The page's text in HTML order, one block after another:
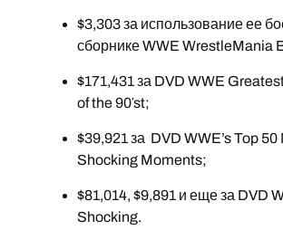
$3,303 за использование ее
сборнике WWE WrestleMania
$171,431 за DVD WWE
of the 90′st;
$39,921 за DVD WWE’s Top 50
Shocking Moments;
$81,014, $9,891 и еще за DVD
Shocking.